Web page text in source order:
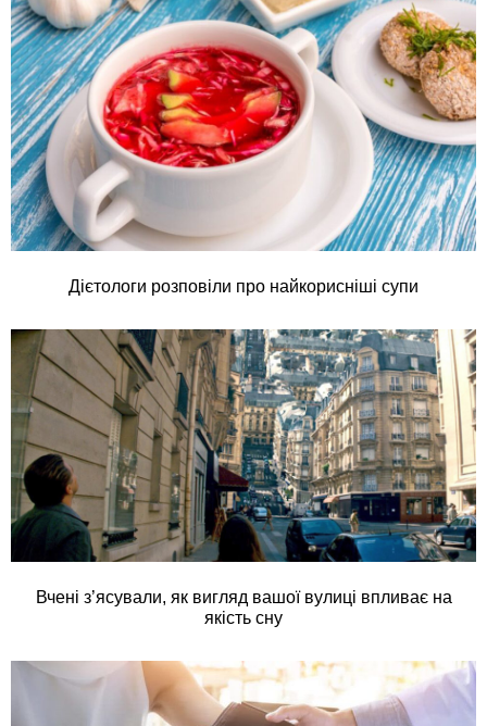
Дієтологи розповіли про найкорисніші супи
Вчені з’ясували, як вигляд вашої вулиці впливає на
якість сну